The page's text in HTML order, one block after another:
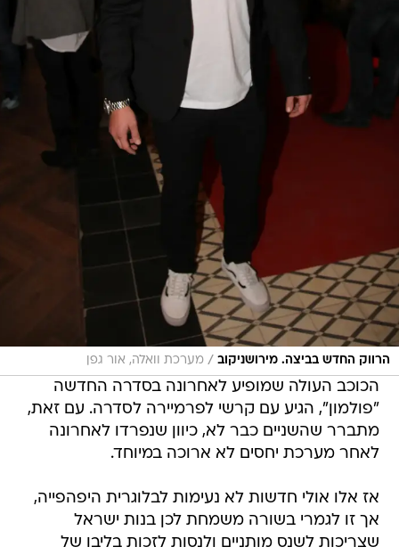
הרווק החדש בביצה. מירושניקוב / מערכת וואלה, אור גפן
הכוכב העולה שמופיע לאחרונה בסדרה החדשה
"פולמון", הגיע עם קרשי לפרמיירה לסדרה. עם זאת,
מתברר שהשניים כבר לא, כיוון שנפרדו לאחרונה
לאחר מערכת יחסים לא ארוכה במיוחד.
אז אלו אולי חדשות לא נעימות לבלוגרית היפהפייה,
אך זו לגמרי בשורה משמחת לכן בנות ישראל
שצריכות לשנס מותניים ולנסות לזכות בליבו של